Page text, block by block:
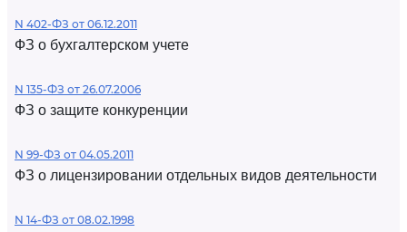
N 402-ФЗ от 06.12.2011
ФЗ о бухгалтерском учете
N 135-ФЗ от 26.07.2006
ФЗ о защите конкуренции
N 99-ФЗ от 04.05.2011
ФЗ о лицензировании отдельных видов деятельности
N 14-ФЗ от 08.02.1998